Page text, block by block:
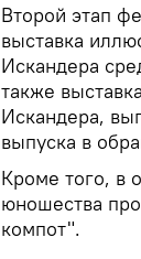
Второй этап
выставка
Искандера
также
Искандера,
выпуска в
Кроме того, в
юношества
компот".